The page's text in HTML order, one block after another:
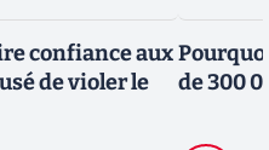
confiance aux
de violer le
de 300